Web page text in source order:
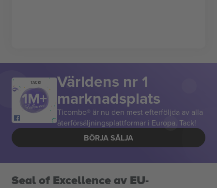
TACK! Världens nr 1
marknadsplats
Ticombo® är nu den mest efterföljda av alla
återförsäljningsplattformar i Europa. Tack!
BÖRJA SÄLJA
Seal of Excellence av EU-